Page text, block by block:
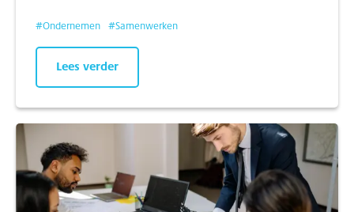
#Ondernemen #Samenwerken
Lees verder